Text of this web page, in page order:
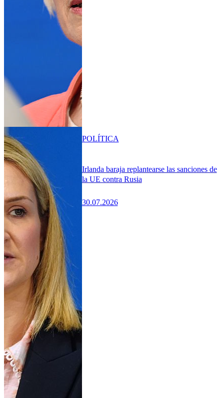
Irlanda baraja replantearse las sanciones de
la UE contra Rusia
30.07.2026
POLÍTICA